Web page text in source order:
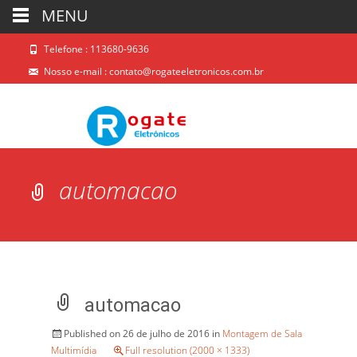
Telefone : 113680-9636
Nosso e-mail :contato@rogateeletronicos.com.br
automacao
automacao
Published on26 de julho de 2016 in Montagem de Sala
Multimídia
Full resolution (2000 × 1333)
MENU